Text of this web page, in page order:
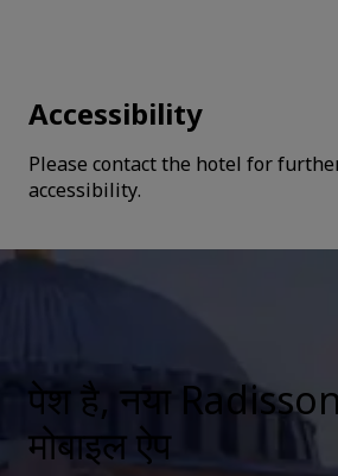
Accessibility
Please contact the hotel for
accessibility.
पेश है, नया
मोबाइल ऐप